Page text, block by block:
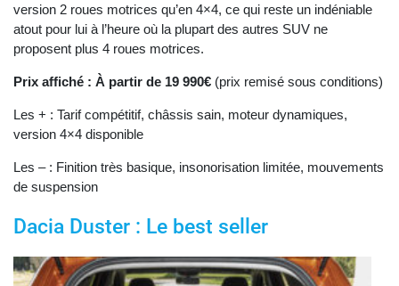
version 2 roues motrices qu’en 4×4, ce qui reste un indéniable
atout pour lui à l’heure où la plupart des autres SUV ne
proposent plus 4 roues motrices.
Prix affiché : À partir de 19 990€ (prix remisé sous conditions)
Les + : Tarif compétitif, châssis sain, moteur dynamiques,
version 4×4 disponible
Les – : Finition très basique, insonorisation limitée, mouvements
de suspension
Dacia Duster : Le best seller